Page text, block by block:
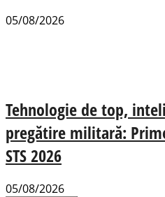
05/08/2026
Tehnologie de top,
pregătire militară:
STS 2026
05/08/2026